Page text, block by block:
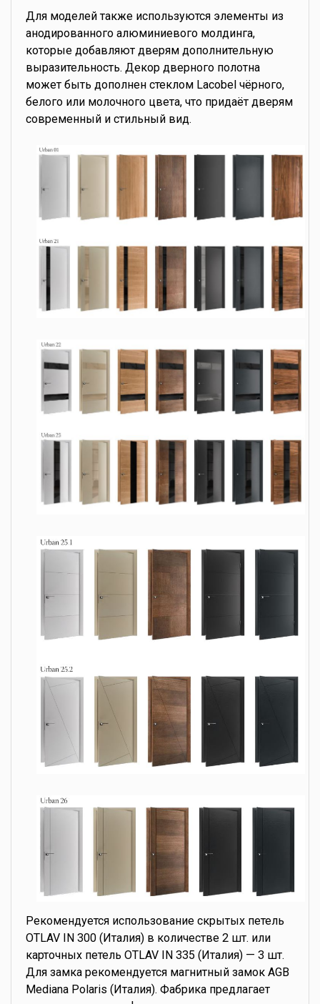
Для моделей также используются элементы из
анодированного алюминиевого молдинга,
которые добавляют дверям дополнительную
выразительность. Декор дверного полотна
может быть дополнен стеклом Lacobel чёрного,
белого или молочного цвета, что придаёт дверям
современный и стильный вид.
Рекомендуется использование скрытых петель
OTLAV IN 300 (Италия) в количестве 2 шт. или
карточных петель OTLAV IN 335 (Италия) — 3 шт.
Для замка рекомендуется магнитный замок AGB
Mediana Polaris (Италия). Фабрика предлагает